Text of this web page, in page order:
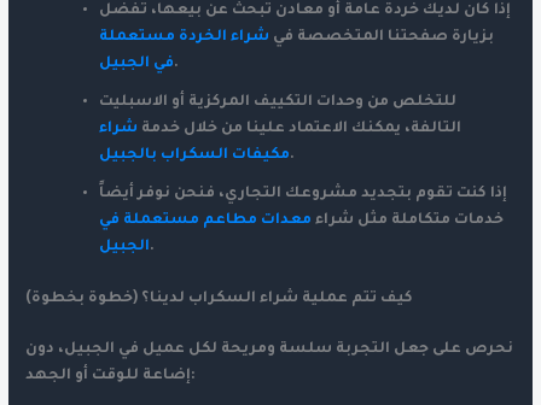
إذا كان لديك خردة عامة أو معادن تبحث عن بيعها، تفضل
بزيارة صفحتنا المتخصصة في شراء الخردة مستعملة
في الجبيل.
للتخلص من وحدات التكييف المركزية أو الاسبليت
التالفة، يمكنك الاعتماد علينا من خلال خدمة شراء
مكيفات السكراب بالجبيل.
إذا كنت تقوم بتجديد مشروعك التجاري، فنحن نوفر أيضاً
خدمات متكاملة مثل شراء معدات مطاعم مستعملة في
الجبيل.
كيف تتم عملية شراء السكراب لدينا؟ (خطوة بخطوة)
نحرص على جعل التجربة سلسة ومريحة لكل عميل في الجبيل، دون
إضاعة للوقت أو الجهد: